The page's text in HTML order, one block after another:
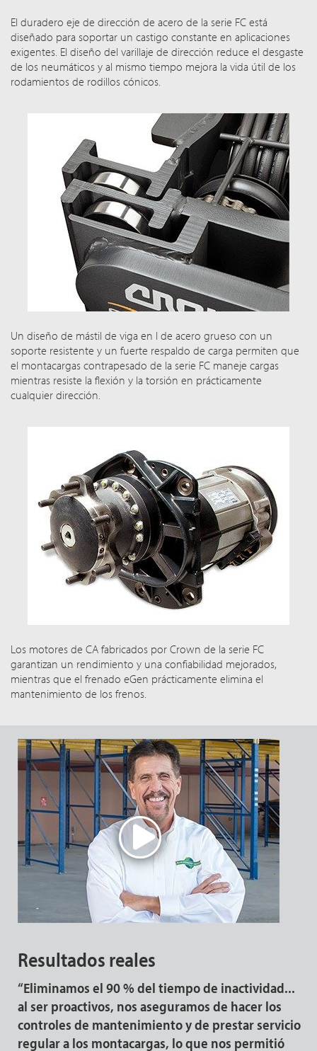
El duradero eje de dirección de acero de la serie FC está
diseñado para soportar un castigo constante en aplicaciones
exigentes. El diseño del varillaje de dirección reduce el desgaste
de los neumáticos y al mismo tiempo mejora la vida útil de los
rodamientos de rodillos cónicos.
Un diseño de mástil de viga en I de acero grueso con un
soporte resistente y un fuerte respaldo de carga permiten que
el montacargas contrapesado de la serie FC maneje cargas
mientras resiste la flexión y la torsión en prácticamente
cualquier dirección.
Los motores de CA fabricados por Crown de la serie FC
garantizan un rendimiento y una confiabilidad mejorados,
mientras que el frenado eGen prácticamente elimina el
mantenimiento de los frenos.
Resultados reales
“Eliminamos el 90 % del tiempo de inactividad...
al ser proactivos, nos aseguramos de hacer los
controles de mantenimiento y de prestar servicio
regular a los montacargas, lo que nos permitió